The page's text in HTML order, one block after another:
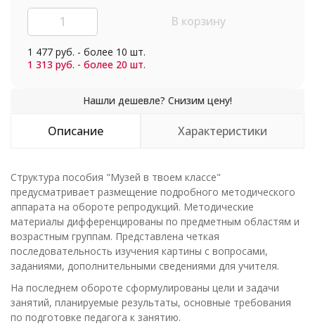
В корзину
1 477 руб. - более 10 шт.
1 313 руб. - более 20 шт.
Описание Характеристики
Структура пособия "Музей в твоем классе"
предусматривает размещение подробного методического
аппарата на обороте репродукций. Методические
материалы дифференцированы по предметным областям и
возрастным группам. Представлена четкая
последовательность изучения картины с вопросами,
заданиями, дополнительными сведениями для учителя.
На последнем обороте сформулированы цели и задачи
занятий, планируемые результаты, основные требования
по подготовке педагога к занятию.